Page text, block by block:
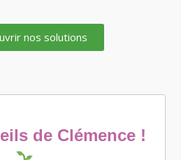
nos solutions
de Clémence !